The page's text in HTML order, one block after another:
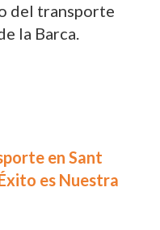
del transporte
la Barca.
en Sant
es Nuestra